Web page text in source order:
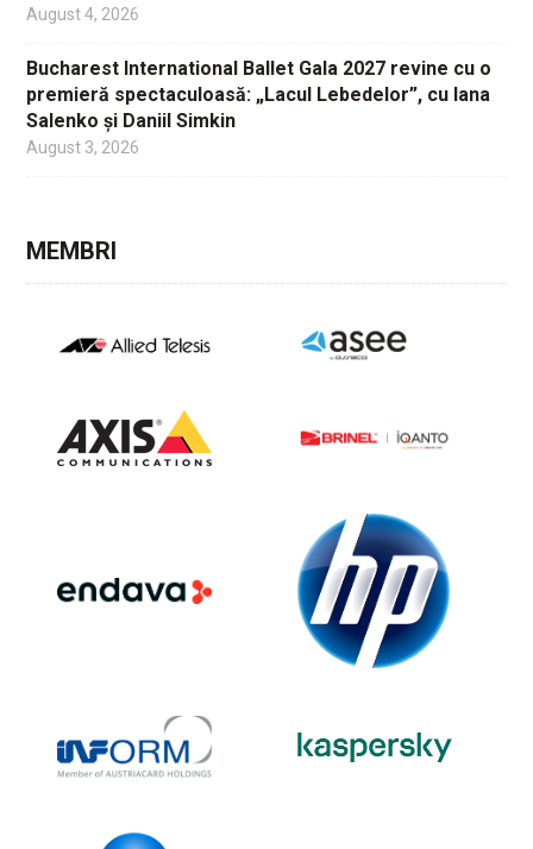
August 4, 2026
Bucharest International Ballet Gala 2027 revine cu o
premieră spectaculoasă: „Lacul Lebedelor”, cu Iana
Salenko și Daniil Simkin
August 3, 2026
MEMBRI